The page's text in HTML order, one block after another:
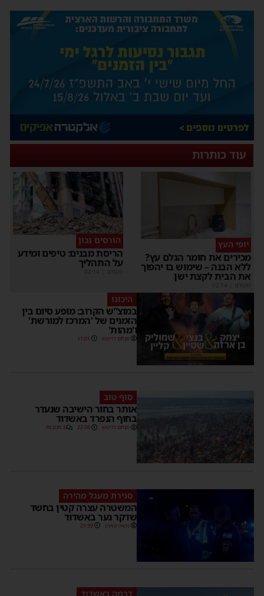
עוד כותרות
יופי העץ
מכירים את חומר הגלם עץ?
ללא הבנה – שימוש בו יהפוך
את הבית לקצת ישן
מקודם
הורסים נכון
הריסת מבנים: טיפים ומידע
על התהליך
מקודם
היכונו
במוצ”ש הקרוב: מופע סיום בין
הזמנים של 'המרכז למורשת'
ו'מהות'
מנחם דויטש 11:01
סוף טוב
אותר בחור הישיבה שנעדר
בחוף הנפרד באשדוד
מנחם דויטש 22:08 3 תגובות
סגירת מעגל מהירה
המשטרה עצרה קטין בחשד
שדקר נער באשדוד
משה קאהן 21:59
דרמה באשדוד